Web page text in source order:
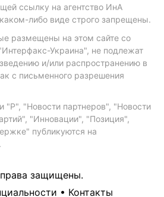
ссылку на агентство ИнА
каком-либо виде строго запрещены.
размещены на этом сайте со
Украина", не подлежат
и/или распространению в
с письменного разрешения
"Р", "Новости партнеров", "Новости
"Инновации", "Позиция",
публикуются на
защищены.
• Контакты